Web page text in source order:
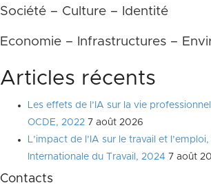
Société – Culture – Identité
Economie – Infrastructures –
Articles récents
Les effets de l’IA sur la vie
OCDE, 2022 7 août 2026
L’impact de l’IA sur le travail et
Internationale du Travail, 2024 7 août
Contacts